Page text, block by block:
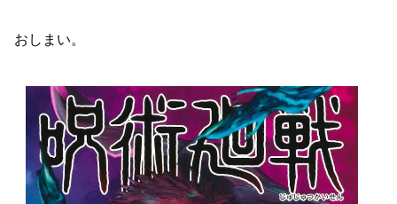
おしまい。